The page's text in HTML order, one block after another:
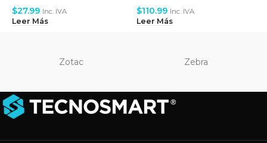
$27.99 Inc. IVA
Leer Más
$110.99 Inc. IVA
Leer Más
Zotac Zebra